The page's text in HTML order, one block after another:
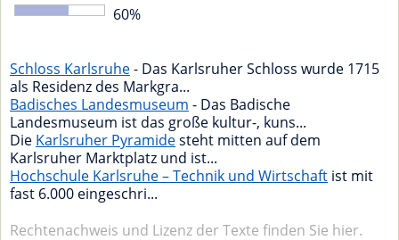
60%
Schloss Karlsruhe- Das Karlsruher Schloss wurde 1715
als Residenz des Markgra...
Badisches Landesmuseum - Das Badische
Landesmuseum ist das große kultur-, kuns...
Die Karlsruher Pyramidesteht mitten auf dem
Karlsruher Marktplatz und ist...
Hochschule Karlsruhe – Technik und Wirtschaft ist mit
fast 6.000 eingeschri...
Rechtenachweis und Lizenz der Texte finden Sie hier.